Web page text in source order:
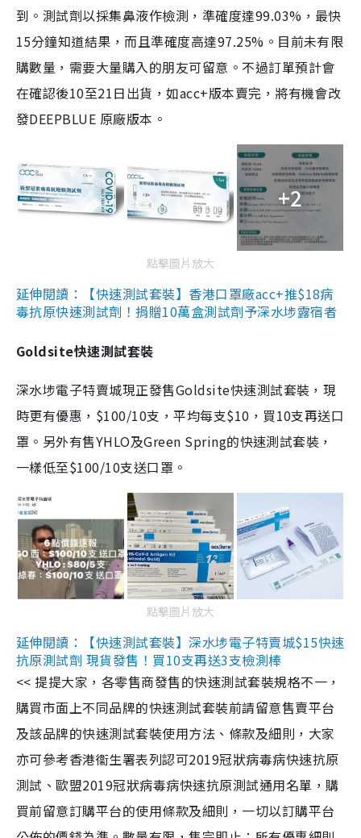
到。測試劑以採集鼻液作檢測，準確度達99.03%，最快
15分鐘知道結果，而且準確度高達97.25%。目前未有限
購數量，需要大量購入的朋友可留意。不過訂單預計會
在確認後10至21日出貨，如acc+版本賣完，將有機會改
發DEEPBLUE 原廠版本。
+2
點擊圖片放大
延伸閱讀：【快速測試套裝】香港口罩廠acc+推$18病
毒抗原快速測試劑！捐贈10萬盒測試劑予深水埗露宿者
Goldsite快速測試套裝
深水埗電子特賣城現正發售Goldsite快速測試套裝，現
時更有優惠，$100/10支，平均每支$10，買10支再送口
罩。另外有售YHLO及Green Spring的快速測試套裝，
一樣低至$100/10支送口罩。
點擊圖片放大
延伸閱讀：【快速測試套裝】深水埗電子特賣城$15快速
抗原測試劑 現貨發售！買10支再送3支檢測棒
<< 提提大家，各零售商發售的快速測試套裝規格不一，
購買市面上不同品牌的快速測試套裝前請留意售賣平台
及該品牌的快速測試套裝使用方法、條款及細則，大家
亦可參考香港衞生署表列認可2019冠狀病毒病快速抗原
測試、歐盟2019冠狀病毒病快速抗原測試通用名單，購
買前留意訂購平台的使用條款及細則，一切以訂購平台